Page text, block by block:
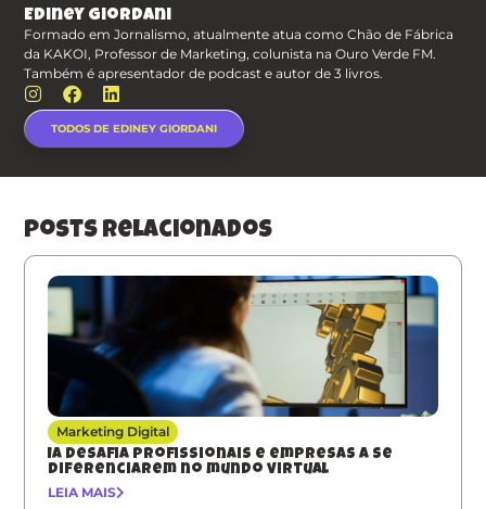
Ediney Giordani
Formado em Jornalismo, atualmente atua como Chão de Fábrica
da KAKOI, Professor de Marketing, colunista na Ouro Verde FM.
Também é apresentador de podcast e autor de 3 livros.
TODOS DE EDINEY GIORDANI
posts relacionados
Marketing Digital
IA desafia profissionais e empresas a se
diferenciarem no mundo virtual
LEIA MAIS